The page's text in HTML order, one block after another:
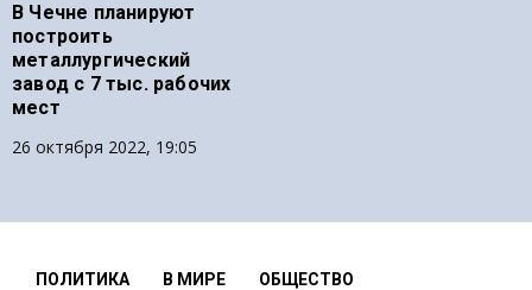
В Чечне планируют
построить
металлургический
завод с 7 тыс. рабочих
мест
26 октября 2022, 19:05
ПОЛИТИКА В МИРЕ ОБЩЕСТВО